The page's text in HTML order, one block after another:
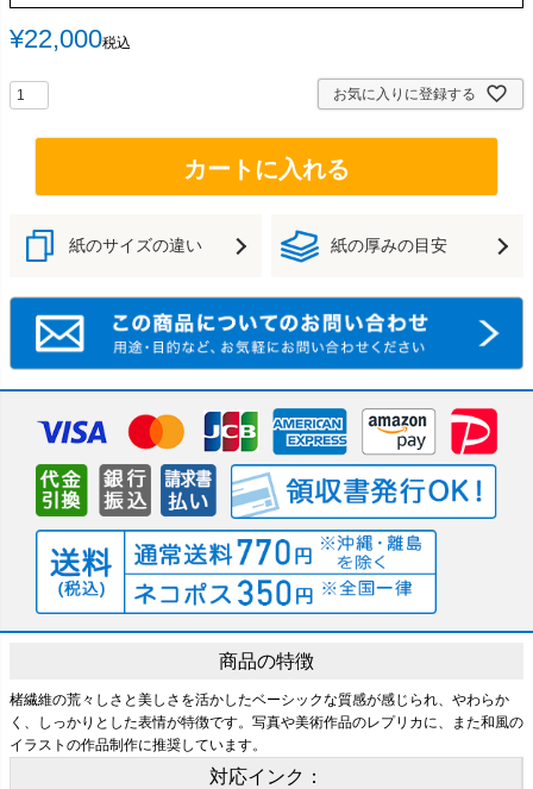
¥22,000税込
お気に入りに登録する
カートに入れる
紙のサイズの違い 紙の厚みの目安
商品の特徴
楮繊維の荒々しさと美しさを活かしたベーシックな質感が感じられ、やわらか
く、しっかりとした表情が特徴です。写真や美術作品のレプリカに、また和風の
イラストの作品制作に推奨しています。
対応インク：